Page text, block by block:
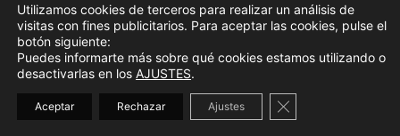
Utilizamos cookies de terceros para realizar un análisis de
visitas con fines publicitarios. Para aceptar las cookies, pulse el
botón siguiente:
Puedes informarte más sobre qué cookies estamos utilizando o
desactivarlas en los AJUSTES.
Aceptar Rechazar Ajustes Cerrar el banner de